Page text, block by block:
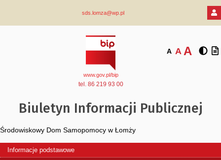
sds.lomza@wp.pl
A A A
www.gov.pl/bip
tel. 86 219 93 00
Biuletyn Informacji Publicznej
Środowiskowy Dom Samopomocy w Łomży
Informacje podstawowe